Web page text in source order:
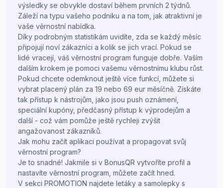
výsledky se obvykle dostaví během prvních 2 týdnů.
Záleží na typu vašeho podniku a na tom, jak atraktivní je
vaše věrnostní nabídka.
Díky podrobným statistikám uvidíte, zda se každý měsíc
připojují noví zákazníci a kolik se jich vrací. Pokud se
lidé vracejí, váš věrnostní program funguje dobře. Vaším
dalším krokem je pomoci vašemu věrnostnímu klubu růst.
Pokud chcete odemknout ještě více funkcí, můžete si
vybrat placený plán za 19 nebo 69 eur měsíčně. Získáte
tak přístup k nástrojům, jako jsou push oznámení,
speciální kupóny, předčasný přístup k výprodejům a
další - což vám pomůže ještě rychleji zvýšit
angažovanost zákazníků.
Jak mohu začít aplikaci používat a propagovat svůj
věrnostní program?
Je to snadné! Jakmile si v BonusQR vytvoříte profil a
nastavíte věrnostní program, můžete začít hned.
V sekci PROMOTION najdete letáky a samolepky s